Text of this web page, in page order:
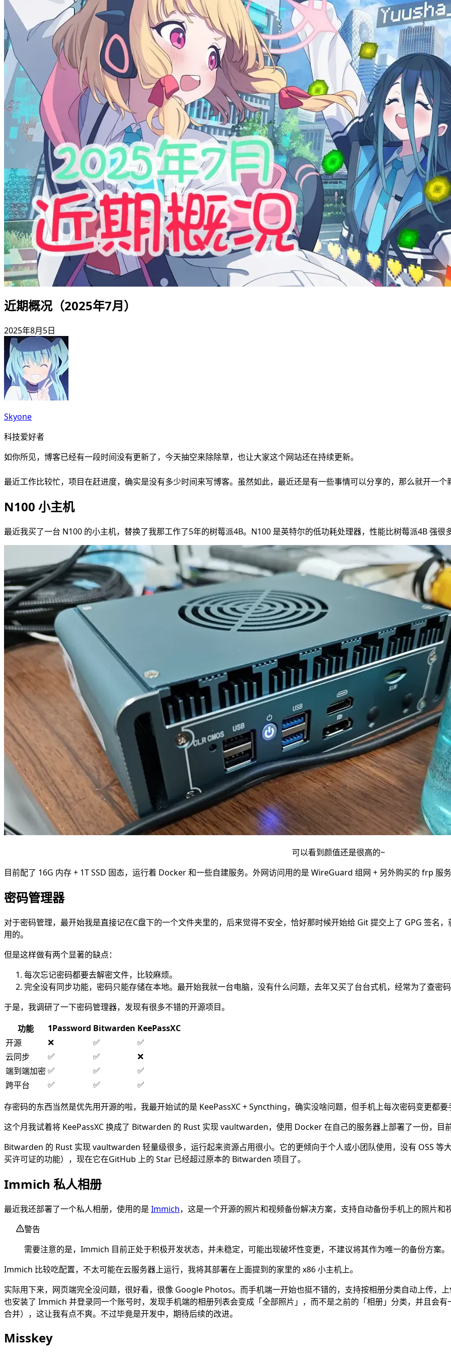
近期概况（2025年7月）
2025年8月5日
Skyone
科技爱好者
如你所见，博客已经有一段时间没有更新了，今天抽空来除除草，也让大家这个网站还在持续更新。
最近工作比较忙，项目在赶进度，确实是没有多少时间来写博客。虽然如此，最近还是有一些事情可以分享的，那么就开一
N100 小主机
最近我买了一台 N100 的小主机，替换了我那工作了5年的树莓派4B。N100 是英特尔的低功耗处理器，性能比树莓派4B 强很
可以看到颜值还是很高的~
目前配了 16G 内存 + 1T SSD 固态，运行着 Docker 和一些自建服务。外网访问用的是 WireGuard 组网 + 另外购买的 frp 服
密码管理器
对于密码管理，最开始我是直接记在C盘下的一个文件夹里的，后来觉得不安全，恰好那时候开始给 Git 提交上了 GPG 签名
用的。
但是这样做有两个显著的缺点：
每次忘记密码都要去解密文件，比较麻烦。
完全没有同步功能，密码只能存储在本地。最开始我就一台电脑，没有什么问题，去年又买了台台式机，经常为了查密
于是，我调研了一下密码管理器，发现有很多不错的开源项目。
功能
1Password Bitwarden KeePassXC
开源
❌ ✅
✅
云同步
✅ ✅
❌
端到端加密 ✅ ✅
✅
跨平台
✅ ✅
✅
存密码的东西当然是优先用开源的啦，我最开始试的是 KeePassXC + Syncthing，确实没啥问题，但手机上每次密码变更都
这个月我试着将 KeePassXC 换成了 Bitwarden 的 Rust 实现 vaultwarden，使用 Docker 在自己的服务器上部署了一份，
Bitwarden 的 Rust 实现 vaultwarden 轻量级很多，运行起来资源占用很小。它的更倾向于个人或小团队使用，没有 OSS
买许可证的功能），现在它在GitHub 上的 Star 已经超过原本的 Bitwarden 项目了。
Immich 私人相册
最近我还部署了一个私人相册，使用的是 Immich，这是一个开源的照片和视频备份解决方案，支持自动备份手机上的照片和
警告
需要注意的是，Immich 目前正处于积极开发状态，并未稳定，可能出现破坏性变更，不建议将其作为唯一的备份方案。
Immich 比较吃配置，不太可能在云服务器上运行，我将其部署在上面提到的家里的 x86 小主机上。
实际用下来，网页端完全没问题，很好看，很像 Google Photos。而手机端一开始也挺不错的，支持按相册分类自动上传，
也安装了 Immich 并登录同一个账号时，发现手机端的相册列表会变成「全部照片」，而不是之前的「相册」分类，并且会
合并），这让我有点不爽。不过毕竟是开发中，期待后续的改进。
Misskey